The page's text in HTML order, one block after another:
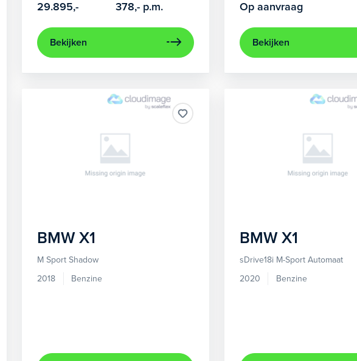
29.895,- 378,- p.m.
Bekijken
Op aanvraag
Bekijken
BMW X1
M Sport Shadow
2018
Benzine
BMW X1
sDrive18i M-Sport Automaat
2020
Benzine